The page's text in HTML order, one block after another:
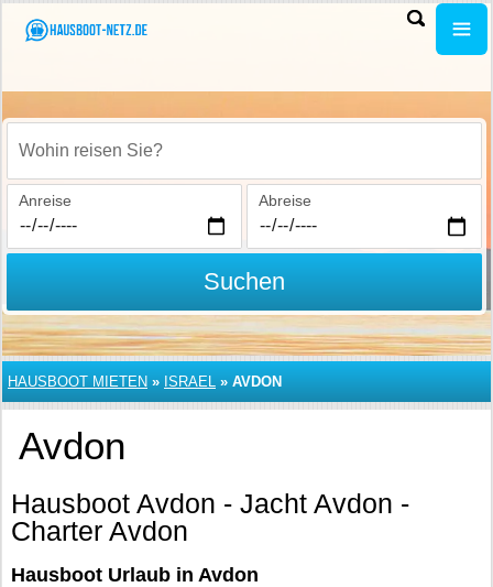
Wohin reisen Sie?
Anreise Abreise
Suchen
HAUSBOOT MIETEN » ISRAEL » AVDON
Avdon
Hausboot Avdon - Jacht Avdon -
Charter Avdon
Hausboot Urlaub in Avdon